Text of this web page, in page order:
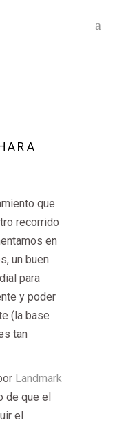
que
recorrido
en
un buen
para
y poder
(la base
tan
Landmark
de que el
el